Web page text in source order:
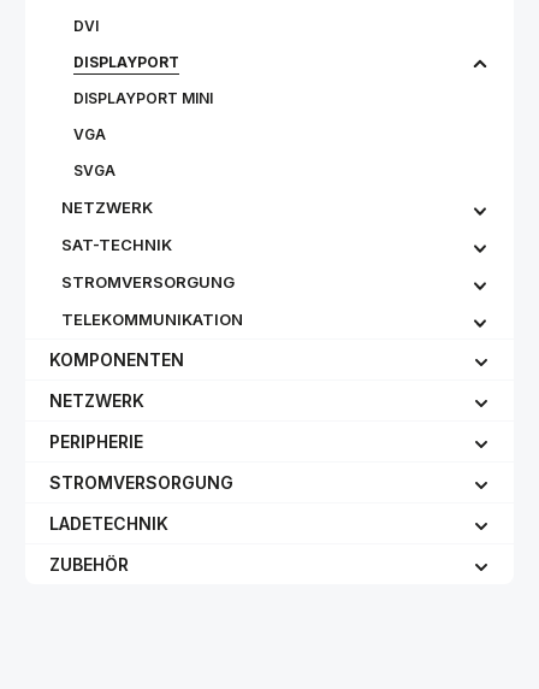
DVI
DISPLAYPORT
DISPLAYPORT MINI
VGA
SVGA
NETZWERK
SAT-TECHNIK
STROMVERSORGUNG
TELEKOMMUNIKATION
KOMPONENTEN
NETZWERK
PERIPHERIE
STROMVERSORGUNG
LADETECHNIK
ZUBEHÖR